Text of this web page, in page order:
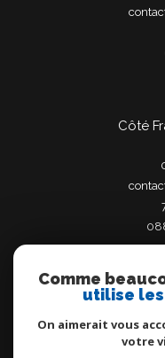
Côté
Comme
utilise
On aimerait vous
votre